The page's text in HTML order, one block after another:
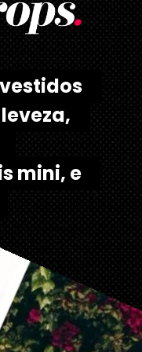
mini, e
mini, e